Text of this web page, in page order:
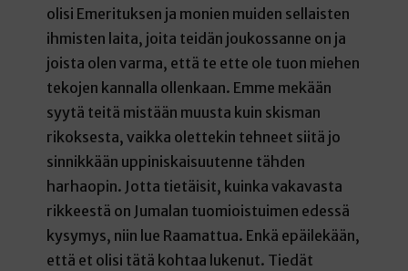
olisi Emerituksen ja monien muiden sellaisten
ihmisten laita, joita teidän joukossanne on ja
joista olen varma, että te ette ole tuon miehen
tekojen kannalla ollenkaan. Emme mekään
syytä teitä mistään muusta kuin skisman
rikoksesta, vaikka olettekin tehneet siitä jo
sinnikkään uppiniskaisuutenne tähden
harhaopin. Jotta tietäisit, kuinka vakavasta
rikkeestä on Jumalan tuomioistuimen edessä
kysymys, niin lue Raamattua. Enkä epäilekään,
että et olisi tätä kohtaa lukenut. Tiedät